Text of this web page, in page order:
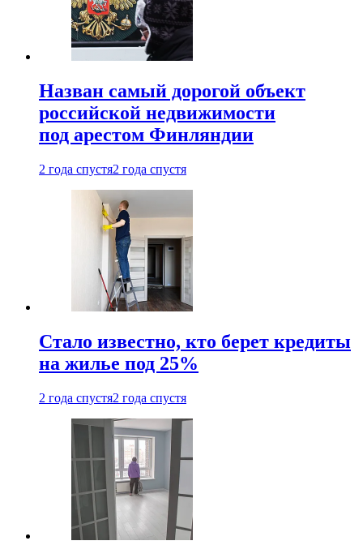
Назван самый дорогой объект
российской недвижимости
под арестом Финляндии
2 года спустя2 года спустя
Стало известно, кто берет кредиты
на жилье под 25%
2 года спустя2 года спустя